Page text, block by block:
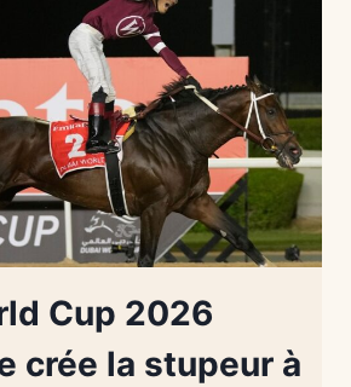
Cup 2026
crée la stupeur à